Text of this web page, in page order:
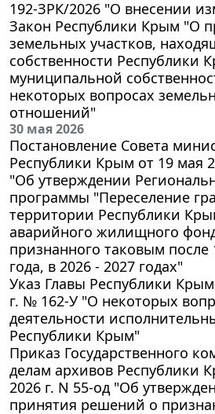
192-ЗРК/2026 "О внесении
Закон Республики Крым "О
земельных участков,
собственности Республики
муниципальной
некоторых вопросах
отношений"
30 мая 2026
Постановление Совета
Республики Крым от 19 мая
"Об утверждении
программы "Переселение
территории Республики
аварийного жилищного
признанного таковым после
года, в 2026 - 2027 годах"
Указ Главы Республики
г. № 162-У "О некоторых
деятельности
Республики Крым"
Приказ Государственного
делам архивов Республики
2026 г. N 55-од "Об
принятия решений о